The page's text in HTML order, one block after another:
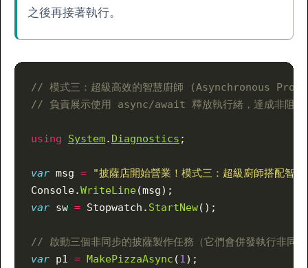
之後再接著執行。
// 模式三：超級高效的智慧廚師 (Asynchronous
// 負責展示使用 async/await 釋放執行緒，達成非阻塞
using System. Diagnostics ;
var msg = "披薩店開始營業！模式三：超級廚師搭配智
Console.WriteLine(msg);
var sw = Stopwatch. StartNew();
// 啟動三個非同步的披薩製作任務（它們會併發執行非同
var p1 = MakePizzaAsync (1 );